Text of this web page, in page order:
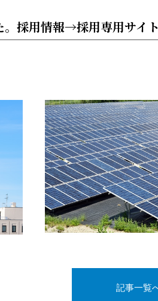
採用情報→採用専用サイ
記事一覧